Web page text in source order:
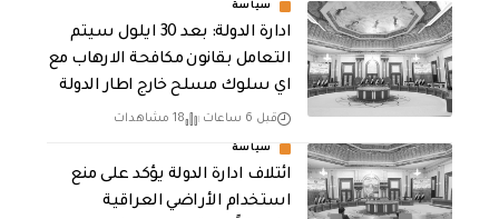
سياسة
ادارة الدولة: بعد 30 ايلول سيتم
التعامل بقانون مكافحة الارهاب مع
اي سلوك مسلح خارج اطار الدولة
قبل 6 ساعات 18 مشاهدات
سياسة
ائتلاف ادارة الدولة يؤكد على منع
استخدام الأراضي العراقية